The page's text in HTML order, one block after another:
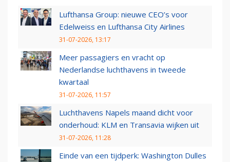
Lufthansa Group: nieuwe CEO’s voor
Edelweiss en Lufthansa City Airlines
31-07-2026, 13:17
Meer passagiers en vracht op
Nederlandse luchthavens in tweede
kwartaal
31-07-2026, 11:57
Luchthavens Napels maand dicht voor
onderhoud: KLM en Transavia wijken uit
31-07-2026, 11:28
Einde van een tijdperk: Washington Dulles